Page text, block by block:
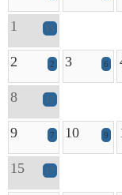
1 15
2 2 3 6
8 17
9 7 10 9
15 17